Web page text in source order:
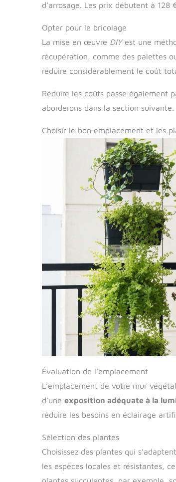
d’arrosage. Les prix débutent à 128
Opter pour le bricolage
La mise en œuvre DIYest une
récupération, comme des palettes
réduire considérablement le coût
Réduire les coûts passe également
aborderons dans la section suivante.
Choisir le bon emplacement et les
Évaluation de l’emplacement
L’emplacement de votre mur
d’une exposition adéquate à la
réduire les besoins en éclairage
Sélection des plantes
Choisissez des plantes qui
les espèces locales et résistantes,